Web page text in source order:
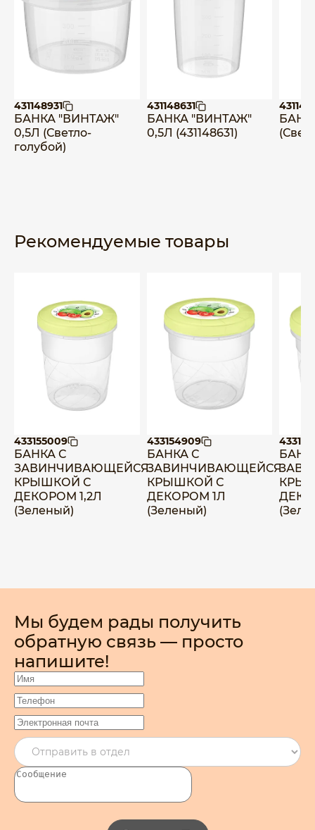
431148931
БАНКА "ВИНТАЖ"
0,5Л (Светло-
голубой)
431148631
БАНКА "ВИНТАЖ"
0,5Л (431148631)
Рекомендуемые товары
433155009
БАНКА С
ЗАВИНЧИВАЮЩЕЙСЯ
КРЫШКОЙ С
ДЕКОРОМ 1,2Л
(Зеленый)
433154909
БАНКА С
ЗАВИНЧИВАЮЩЕЙСЯ
КРЫШКОЙ С
ДЕКОРОМ 1Л
(Зеленый)
Мы будем рады получить
обратную связь — просто
напишите!